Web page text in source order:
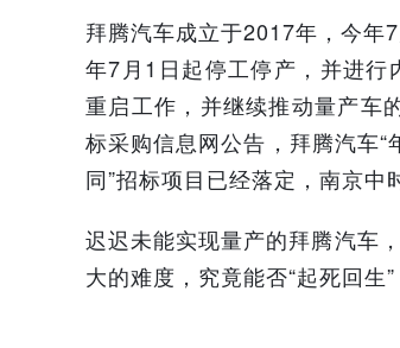
拜腾汽车成立于2017年，今年
年7月1日起停工停产，并进
重启工作，并继续推动量产车
标采购信息网公告，拜腾汽车
同”招标项目已经落定，南京中
迟迟未能实现量产的拜腾汽车
大的难度，究竟能否“起死回生